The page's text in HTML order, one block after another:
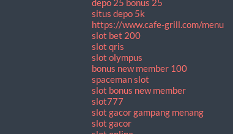
situs depo 5k
https://www.cafe-grill.com/menu
slot bet 200
slot qris
slot olympus
bonus new member 100
spaceman slot
slot bonus new member
slot777
slot gacor gampang menang
slot gacor